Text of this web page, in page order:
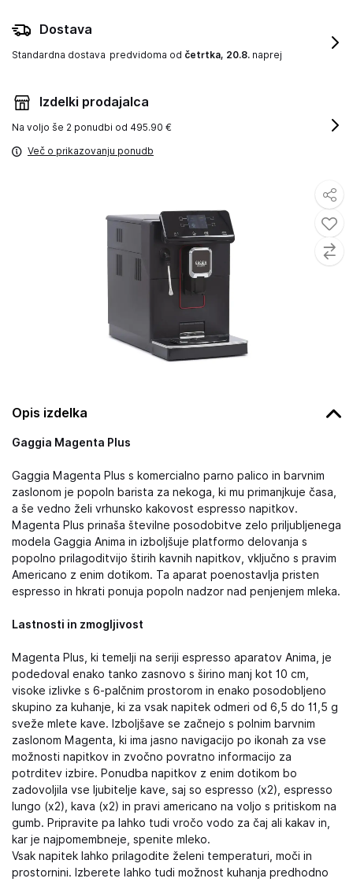
Opis izdelka
Gaggia Magenta Plus
Gaggia Magenta Plus s komercialno parno palico in barvnim
zaslonom je popoln barista za nekoga, ki mu primanjkuje časa,
a še vedno želi vrhunsko kakovost espresso napitkov.
Magenta Plus prinaša številne posodobitve zelo priljubljenega
modela Gaggia Anima in izboljšuje platformo delovanja s
popolno prilagoditvijo štirih kavnih napitkov, vključno s pravim
Americano z enim dotikom. Ta aparat poenostavlja pristen
espresso in hkrati ponuja popoln nadzor nad penjenjem mleka.
Lastnosti in zmogljivost
Magenta Plus, ki temelji na seriji espresso aparatov Anima, je
podedoval enako tanko zasnovo s širino manj kot 10 cm,
visoke izlivke s 6-palčnim prostorom in enako posodobljeno
skupino za kuhanje, ki za vsak napitek odmeri od 6,5 do 11,5 g
sveže mlete kave. Izboljšave se začnejo s polnim barvnim
zaslonom Magenta, ki ima jasno navigacijo po ikonah za vse
možnosti napitkov in zvočno povratno informacijo za
potrditev izbire. Ponudba napitkov z enim dotikom bo
zadovoljila vse ljubitelje kave, saj so espresso (x2), espresso
lungo (x2), kava (x2) in pravi americano na voljo s pritiskom na
gumb. Pripravite pa lahko tudi vročo vodo za čaj ali kakav in,
kar je najpomembneje, spenite mleko.
Vsak napitek lahko prilagodite želeni temperaturi, moči in
prostornini. Izberete lahko tudi možnost kuhanja predhodno
Dostava
Standardna dostava predvidoma od četrtka, 20.8. naprej
Izdelki prodajalca
Na voljo še 2 ponudbi od 495.90 €
Več o prikazovanju ponudb